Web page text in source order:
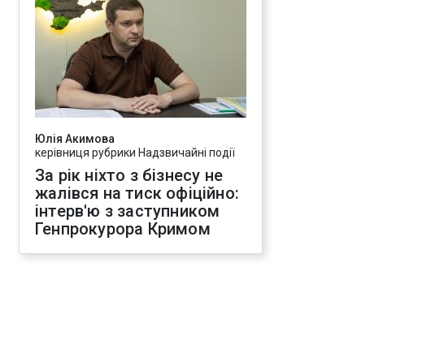
Юлія Акимова
керівниця рубрики Надзвичайні події
За рік ніхто з бізнесу не
жалівся на тиск офіційно:
інтерв'ю з заступником
Генпрокурора Кримом